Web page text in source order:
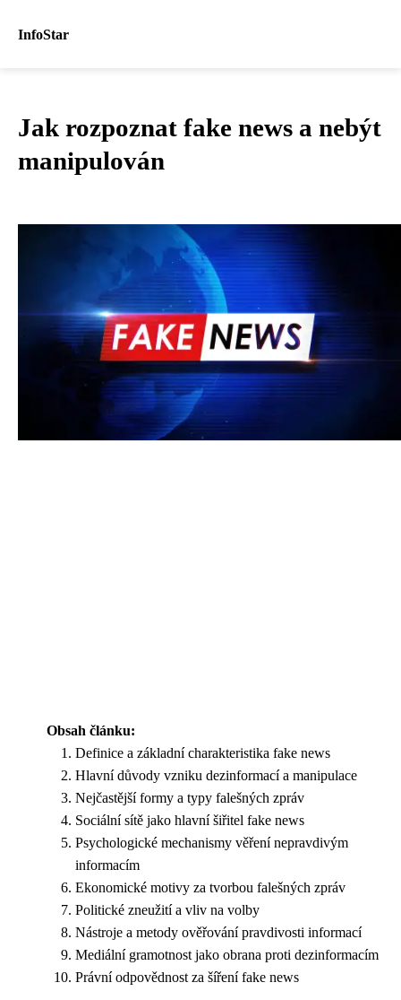
InfoStar
Jak rozpoznat fake news a nebýt
manipulován
Obsah článku:
Definice a základní charakteristika fake news
Hlavní důvody vzniku dezinformací a manipulace
Nejčastější formy a typy falešných zpráv
Sociální sítě jako hlavní šiřitel fake news
Psychologické mechanismy věření nepravdivým
informacím
Ekonomické motivy za tvorbou falešných zpráv
Politické zneužití a vliv na volby
Nástroje a metody ověřování pravdivosti informací
Mediální gramotnost jako obrana proti dezinformacím
Právní odpovědnost za šíření fake news